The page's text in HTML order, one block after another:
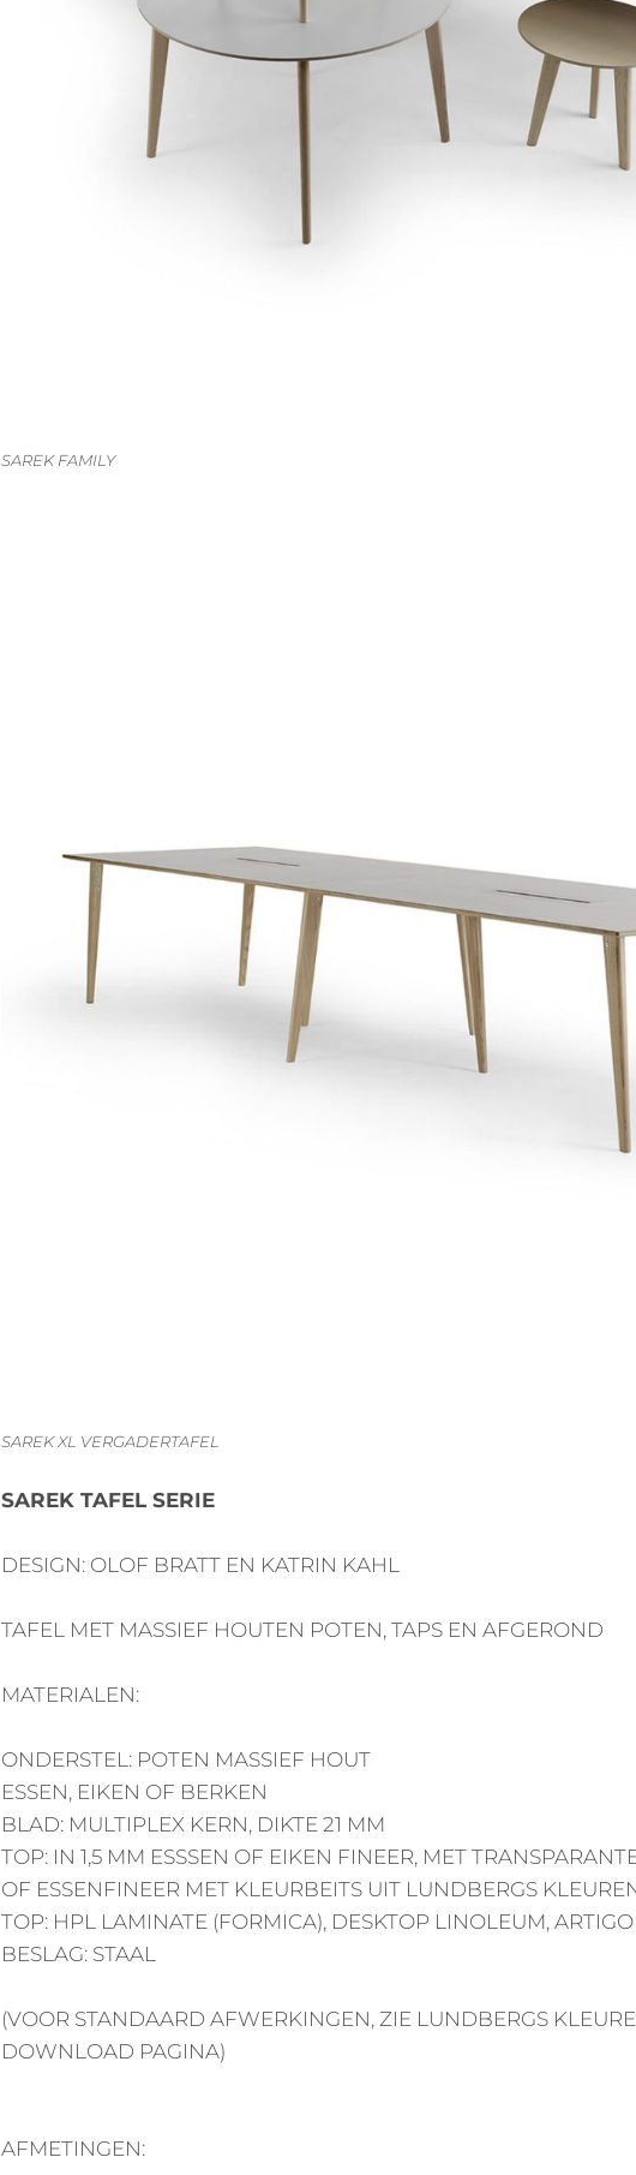
SAREK FAMILY
SAREK XL VERGADERTAFEL
SAREK TAFEL SERIE
DESIGN: OLOF BRATT EN KATRIN KAHL
TAFEL MET MASSIEF HOUTEN POTEN, TAPS EN AFGEROND
MATERIALEN:
ONDERSTEL: POTEN MASSIEF HOUT
ESSEN, EIKEN OF BERKEN
BLAD: MULTIPLEX KERN, DIKTE 21 MM
TOP: IN 1,5 MM ESSSEN OF EIKEN FINEER, MET
OF ESSENFINEER MET KLEURBEITS UIT LUNDBERGS
TOP: HPL LAMINATE (FORMICA), DESKTOP LINOLEUM, ARTIGO
BESLAG: STAAL
(VOOR STANDAARD AFWERKINGEN, ZIE LUNDBERGS
DOWNLOAD PAGINA)
AFMETINGEN: